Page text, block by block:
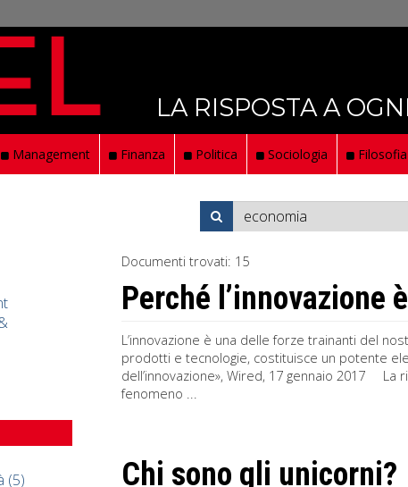
LA RISPOSTA A
Management Finanza Politica Sociologia Filosofia
Documenti trovati: 15
Perché l’innovazione
L’innovazione è una delle forze trainanti del
prodotti e tecnologie, costituisce un potente
dell’innovazione», Wired, 17 gennaio 2017 La
fenomeno ...
Chi sono gli unicorni?
(5)